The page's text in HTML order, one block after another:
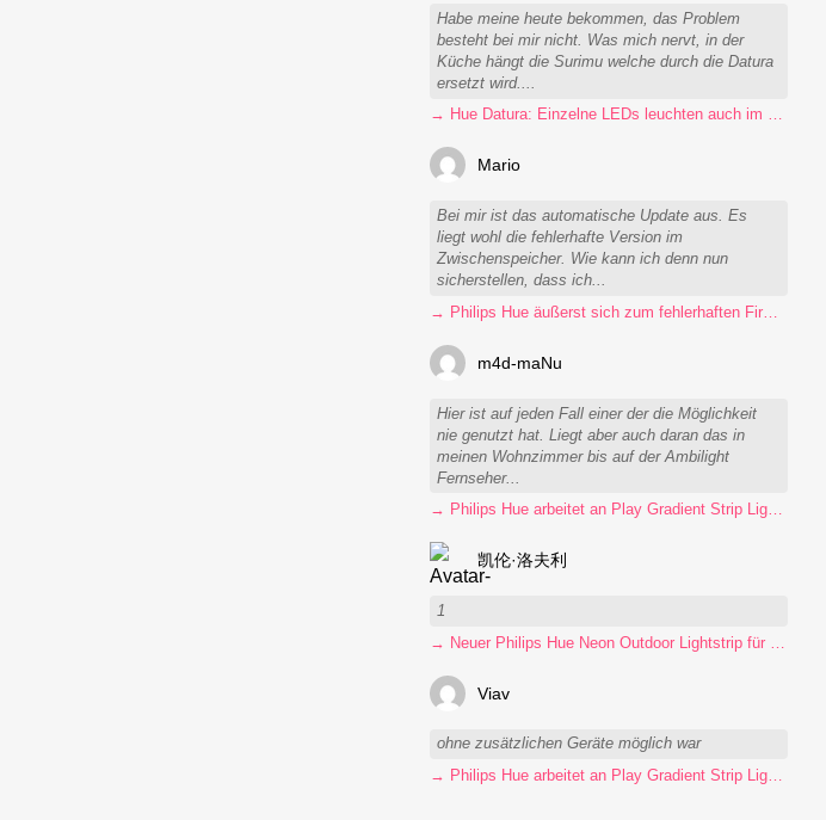
Habe meine heute bekommen, das Problem
besteht bei mir nicht. Was mich nervt, in der
Küche hängt die Surimu welche durch die Datura
ersetzt wird....
→ Hue Datura: Einzelne LEDs leuchten auch im ausgeschalteten Zustand
Mario
Bei mir ist das automatische Update aus. Es
liegt wohl die fehlerhafte Version im
Zwischenspeicher. Wie kann ich denn nun
sicherstellen, dass ich...
→ Philips Hue äußerst sich zum fehlerhaften Firmware-Update
m4d-maNu
Hier ist auf jeden Fall einer der die Möglichkeit
nie genutzt hat. Liegt aber auch daran das in
meinen Wohnzimmer bis auf der Ambilight
Fernseher...
→ Philips Hue arbeitet an Play Gradient Strip Light Pro
凯伦·洛夫利
1
Viav
ohne zusätzlichen Geräte möglich war
→ Philips Hue arbeitet an Play Gradient Strip Light Pro